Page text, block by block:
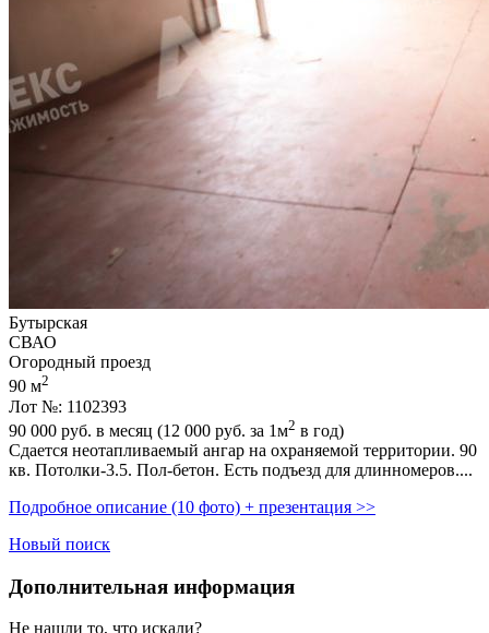
Бутырская
СВАО
Огородный проезд
90 м2
Лот №: 1102393
90 000 руб. в месяц (12 000 руб. за 1м2 в год)
Сдается неотапливаемый ангар на охраняемой территории. 90
кв. Потолки-3.5. Пол-бетон. Есть подъезд для длинномеров....
Подробное описание (10 фото) + презентация >>
Новый поиск
Дополнительная информация
Не нашли то, что искали?